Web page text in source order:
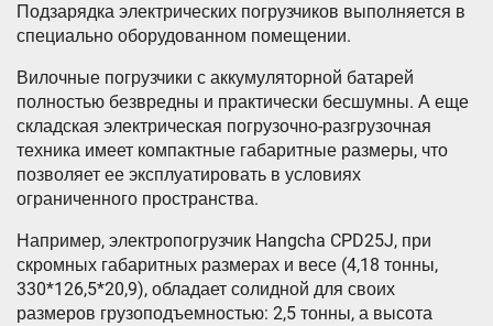
Подзарядка электрических погрузчиков выполняется в
специально оборудованном помещении.
Вилочные погрузчики с аккумуляторной батарей
полностью безвредны и практически бесшумны. А еще
складская электрическая погрузочно-разгрузочная
техника имеет компактные габаритные размеры, что
позволяет ее эксплуатировать в условиях
ограниченного пространства.
Например, электропогрузчик Hangcha CPD25J, при
скромных габаритных размерах и весе (4,18 тонны,
330*126,5*20,9), обладает солидной для своих
размеров грузоподъемностью: 2,5 тонны, а высота